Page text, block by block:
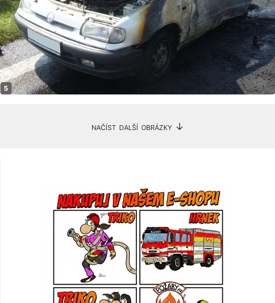
načíst další obrázky ↓